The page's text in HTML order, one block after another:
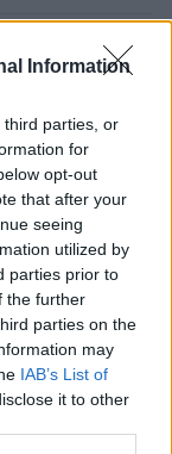
Information
third parties, or
for
opt-out
that after your
seeing
utilized by
parties prior to
the further
parties on the
may
IAB’s List of
it to other